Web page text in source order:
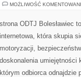
MOŻLIWOŚĆ
strona ODTJ Bolesławiec
internetowa, która skupia
motoryzacji,
doskonalenia umiejętności
którym odbiorca odnajdzie